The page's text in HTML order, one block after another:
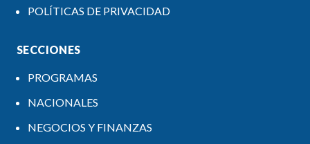
POLÍTICAS DE PRIVACIDAD
SECCIONES
PROGRAMAS
NACIONALES
NEGOCIOS Y FINANZAS